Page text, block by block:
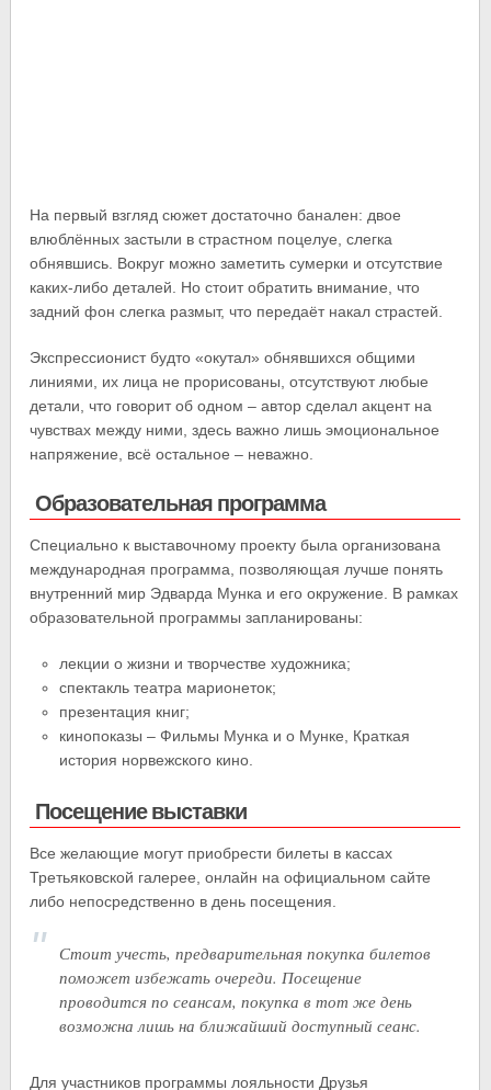
На первый взгляд сюжет достаточно банален: двое
влюблённых застыли в страстном поцелуе, слегка
обнявшись. Вокруг можно заметить сумерки и отсутствие
каких-либо деталей. Но стоит обратить внимание, что
задний фон слегка размыт, что передаёт накал страстей.
Экспрессионист будто «окутал» обнявшихся общими
линиями, их лица не прорисованы, отсутствуют любые
детали, что говорит об одном – автор сделал акцент на
чувствах между ними, здесь важно лишь эмоциональное
напряжение, всё остальное – неважно.
Образовательная программа
Специально к выставочному проекту была организована
международная программа, позволяющая лучше понять
внутренний мир Эдварда Мунка и его окружение. В рамках
образовательной программы запланированы:
лекции о жизни и творчестве художника;
спектакль театра марионеток;
презентация книг;
кинопоказы – Фильмы Мунка и о Мунке, Краткая
история норвежского кино.
Посещение выставки
Все желающие могут приобрести билеты в кассах
Третьяковской галерее, онлайн на официальном сайте
либо непосредственно в день посещения.
Стоит учесть, предварительная покупка билетов
поможет избежать очереди. Посещение
проводится по сеансам, покупка в тот же день
возможна лишь на ближайший доступный сеанс.
Для участников программы лояльности Друзья